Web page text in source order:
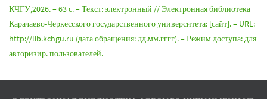
КЧГУ,2026. – 63 с. – Текст: электронный // Электронная библиотека
Карачаево-Черкесского государственного университета: [сайт]. – URL:
http://lib.kchgu.ru (дата обращения: дд.мм.гггг). – Режим доступа: для
авторизир. пользователей.